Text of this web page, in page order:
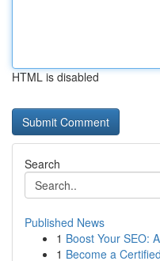
HTML is disabled
Search
Published News
1 Boost Your SEO:
1 Become a